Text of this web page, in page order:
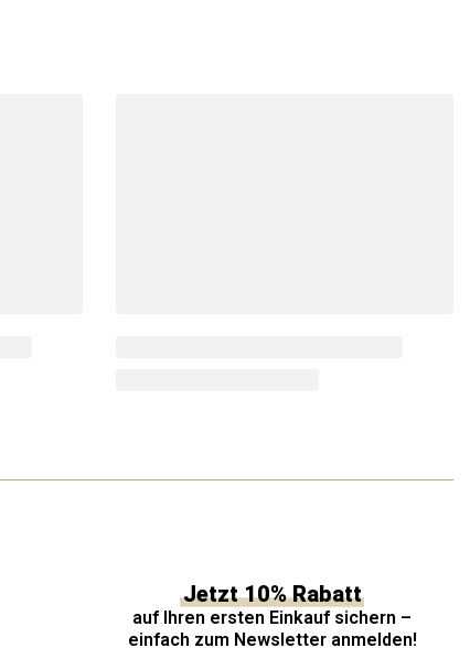
Jetzt 10% Rabatt
auf Ihren ersten Einkauf sichern –
einfach zum Newsletter anmelden!